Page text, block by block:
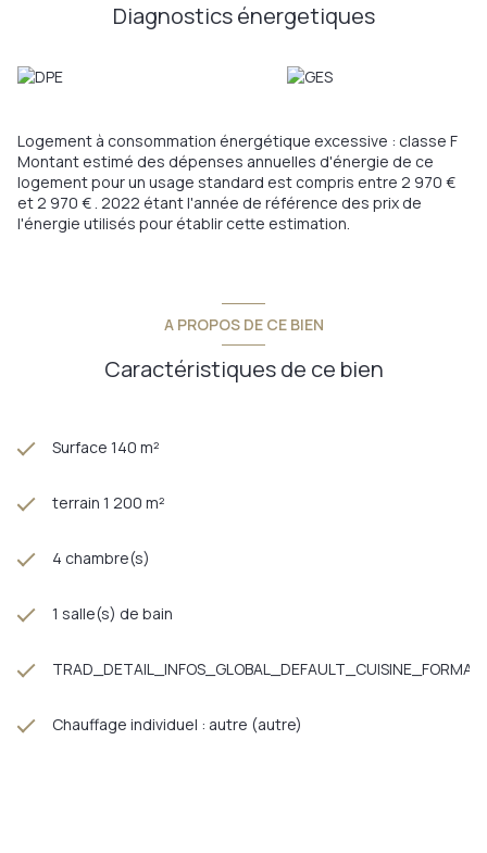
Diagnostics énergetiques
Logement à consommation énergétique excessive : classe F
Montant estimé des dépenses annuelles d'énergie de ce
logement pour un usage standard est compris entre 2 970 €
et 2 970 € . 2022 étant l'année de référence des prix de
l'énergie utilisés pour établir cette estimation.
A PROPOS DE CE BIEN
Caractéristiques de ce bien
Surface 140 m²
terrain 1 200 m²
4 chambre(s)
1 salle(s) de bain
Chauffage individuel : autre (autre)